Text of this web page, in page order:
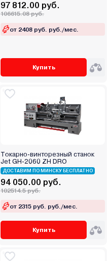
97 812.00 руб.
106615.08 руб.
от 2408 руб. руб./мес.
Купить
Токарно-винторезный станок
Jet GH-2060 ZH DRO
ДОСТАВИМ ПО МИНСКУ БЕСПЛАТНО
94 050.00 руб.
102514.5 руб.
от 2315 руб. руб./мес.
Купить